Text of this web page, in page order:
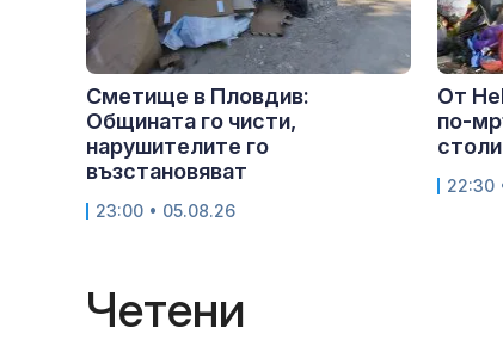
Сметище в Пловдив:
Общината го чисти,
нарушителите го
възстановяват
23:00 • 05.08.26
От
по-
22:30
Четени